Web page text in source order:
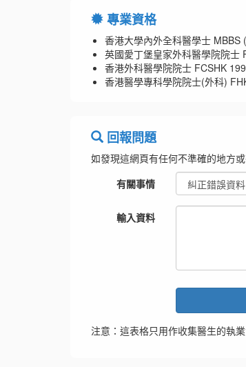
專業資格
香港大學內外全科醫學士 MBBS
英國愛丁堡皇家外科醫學院院士
香港外科醫學院院士 FCSHK
香港醫學專科學院院士(外科)
回報問題
如發現這網頁有任何不準確的地方
有關事情
輸入資料
注意：這表格只用作收集醫生的執